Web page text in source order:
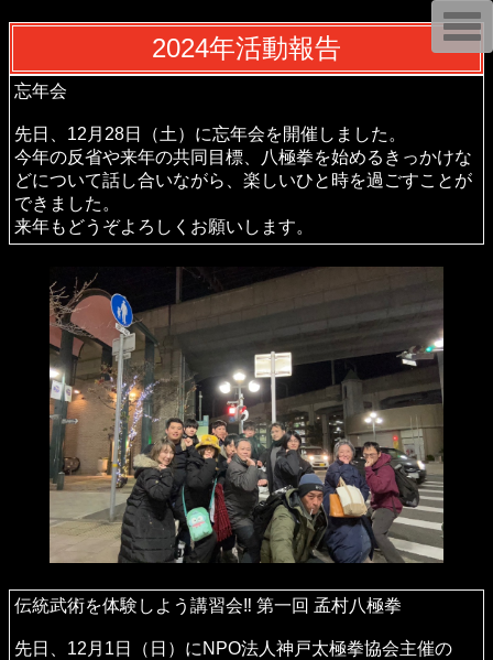
2024年活動報告
忘年会
先日、12月28日（土）に忘年会を開催しました。
今年の反省や来年の共同目標、八極拳を始めるきっかけな
どについて話し合いながら、楽しいひと時を過ごすことが
できました。
来年もどうぞよろしくお願いします。
伝統武術を体験しよう講習会‼ 第一回 孟村八極拳
先日、12月1日（日）にNPO法人神戸太極拳協会主催の
T
o
g
g
v
i
g